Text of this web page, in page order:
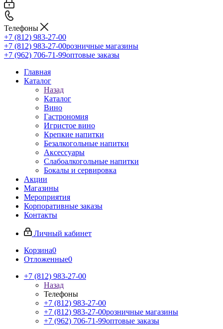
Телефоны
+7 (812) 983-27-00
+7 (812) 983-27-00розничные магазины
+7 (962) 706-71-99оптовые заказы
Главная
Каталог
Назад
Каталог
Вино
Гастрономия
Игристое вино
Крепкие напитки
Безалкогольные напитки
Аксессуары
Слабоалкогольные напитки
Бокалы и сервировка
Акции
Магазины
Мероприятия
Корпоративные заказы
Контакты
Личный кабинет
Корзина0
Отложенные0
+7 (812) 983-27-00
Назад
Телефоны
+7 (812) 983-27-00
+7 (812) 983-27-00розничные магазины
+7 (962) 706-71-99оптовые заказы